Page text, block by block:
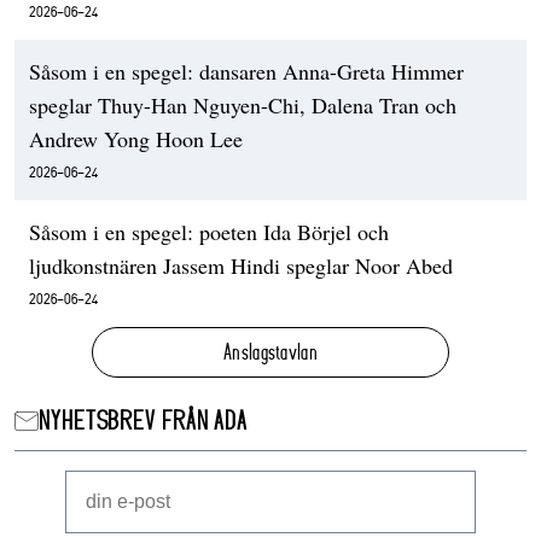
2026-06-24
Såsom i en spegel: dansaren Anna-Greta Himmer
speglar Thuy-Han Nguyen-Chi, Dalena Tran och
Andrew Yong Hoon Lee
2026-06-24
Såsom i en spegel: poeten Ida Börjel och
ljudkonstnären Jassem Hindi speglar Noor Abed
2026-06-24
Anslagstavlan
NYHETSBREV FRÅN ADA